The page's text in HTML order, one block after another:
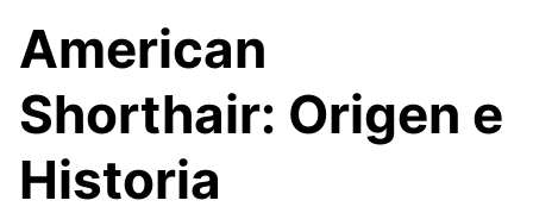
American
Shorthair: Origen e
Historia